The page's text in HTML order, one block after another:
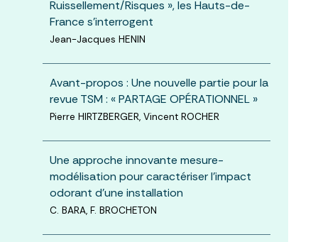
Ruissellement/Risques », les Hauts-de-
France s’interrogent
Jean-Jacques HENIN
Avant-propos : Une nouvelle partie pour la
revue TSM : « PARTAGE OPÉRATIONNEL »
Pierre HIRTZBERGER, Vincent ROCHER
Une approche innovante mesure-
modélisation pour caractériser l’impact
odorant d’une installation
C. BARA, F. BROCHETON